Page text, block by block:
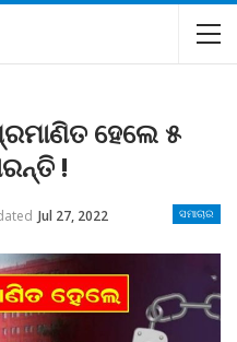
ହେଲେ ୫
!
ସମାଚାର
Jul 27, 2022